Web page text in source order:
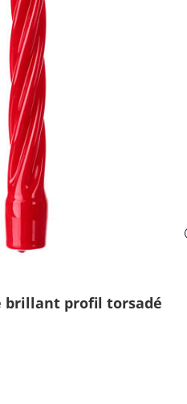
brillant profil torsadé